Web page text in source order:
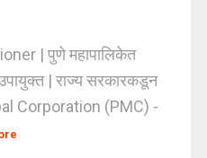
| पुणे महापालिकेत
| राज्य सरकारकडून
Corporation (PMC) -